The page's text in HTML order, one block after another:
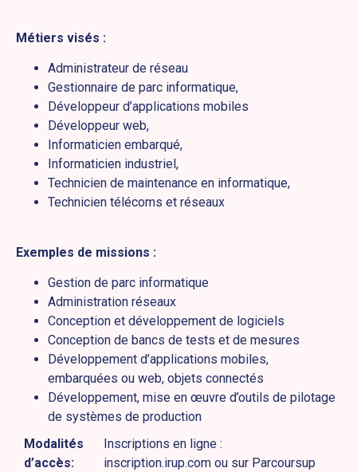
Métiers visés :
Administrateur de réseau
Gestionnaire de parc informatique,
Développeur d’applications mobiles
Développeur web,
Informaticien embarqué,
Informaticien industriel,
Technicien de maintenance en informatique,
Technicien télécoms et réseaux
Exemples de missions :
Gestion de parc informatique
Administration réseaux
Conception et développement de logiciels
Conception de bancs de tests et de mesures
Développement d’applications mobiles,
embarquées ou web, objets connectés
Développement, mise en œuvre d’outils de pilotage
de systèmes de production
Modalités
d’accès:
Inscriptions en ligne :
inscription.irup.com ou sur Parcoursup